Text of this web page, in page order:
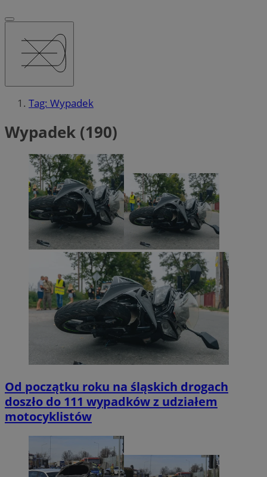
Tag: Wypadek
Wypadek (190)
Od początku roku na śląskich drogach
doszło do 111 wypadków z udziałem
motocyklistów